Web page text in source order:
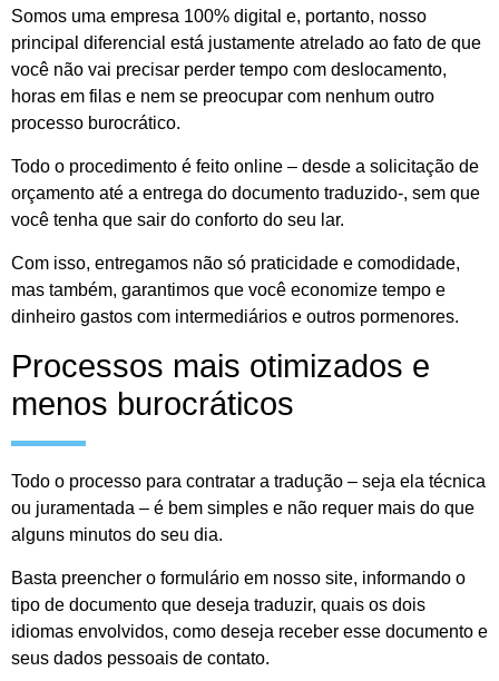
Somos uma empresa 100% digital e, portanto, nosso
principal diferencial está justamente atrelado ao fato de que
você não vai precisar perder tempo com deslocamento,
horas em filas e nem se preocupar com nenhum outro
processo burocrático.
Todo o procedimento é feito online – desde a solicitação de
orçamento até a entrega do documento traduzido-, sem que
você tenha que sair do conforto do seu lar.
Com isso, entregamos não só praticidade e comodidade,
mas também, garantimos que você economize tempo e
dinheiro gastos com intermediários e outros pormenores.
Processos mais otimizados e
menos burocráticos
Todo o processo para contratar a tradução – seja ela técnica
ou juramentada – é bem simples e não requer mais do que
alguns minutos do seu dia.
Basta preencher o formulário em nosso site, informando o
tipo de documento que deseja traduzir, quais os dois
idiomas envolvidos, como deseja receber esse documento e
seus dados pessoais de contato.